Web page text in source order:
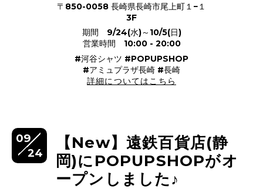
〒850-0058 長崎県長崎市尾上町１−１
3F
期間 9/24(水)～10/5(日)
営業時間 10:00 - 20:00
#河谷シャツ #POPUPSHOP
#アミュプラザ長崎 #長崎
詳細についてはこちら
09
24
【New】遠鉄百貨店(静
岡)にPOPUPSHOPがオ
ープンしました♪